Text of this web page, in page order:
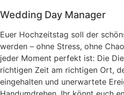
Wedding Day Manager
Euer Hochzeitstag soll der
werden – ohne Stress, ohne
jeder Moment perfekt ist: Die
richtigen Zeit am richtigen Ort,
eingehalten und unerwartete